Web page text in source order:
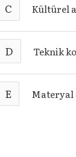
C Kültürel
D Teknik
E Materyal